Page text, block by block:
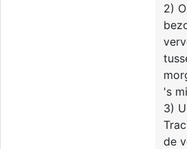
2)
's
3)
de